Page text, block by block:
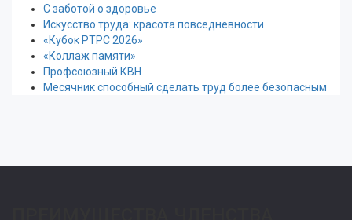
С заботой о здоровье
Искусство труда: красота повседневности
«Кубок РТРС 2026»
«Коллаж памяти»
Профсоюзный КВН
Месячник способный сделать труд более безопасным